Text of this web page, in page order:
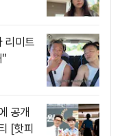
리미트
"
공개
[핫피